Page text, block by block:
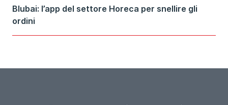
Blubai: l’app del settore Horeca per snellire gli
ordini